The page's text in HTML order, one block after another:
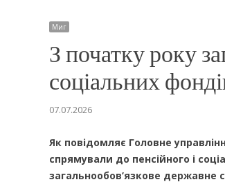
Миг
З початку року
соціальних
07.07.2026
Як повідомляє Головне
спрямували до пенсійного і
загальнообов’язкове державне